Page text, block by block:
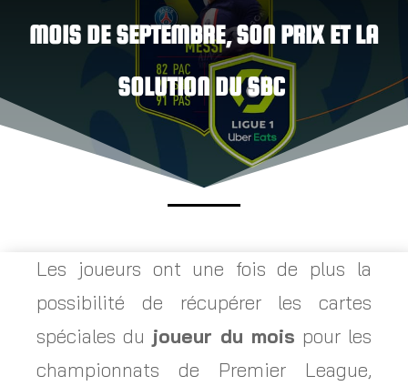
MOIS DE SEPTEMBRE, SON PRIX ET LA
SOLUTION DU SBC
Les joueurs ont une fois de plus la
possibilité de récupérer les cartes
spéciales du joueur du mois pour les
championnats de Premier League,